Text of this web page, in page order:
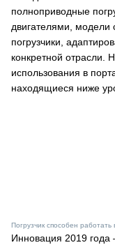
полноприводные
двигателями, модели
погрузчики,
конкретной
использования в
находящиеся ниже
Погрузчик способен
Инновация 2019 года